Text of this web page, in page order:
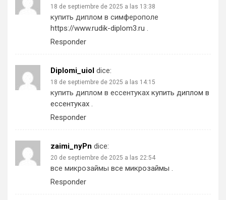
18 de septiembre de 2025 a las 13:38
купить диплом в симферополе
https://www.rudik-diplom3.ru .
Responder
Diplomi_uiol dice:
18 de septiembre de 2025 a las 14:15
купить диплом в ессентуках купить диплом в
ессентуках .
Responder
zaimi_nyPn dice:
20 de septiembre de 2025 a las 22:54
все микрозаймы все микрозаймы .
Responder